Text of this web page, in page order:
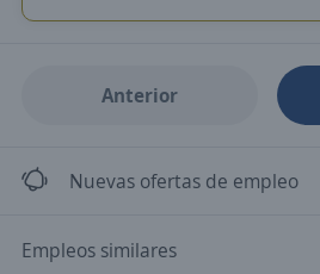
Anterior
Nuevas ofertas de empleo
Empleos similares